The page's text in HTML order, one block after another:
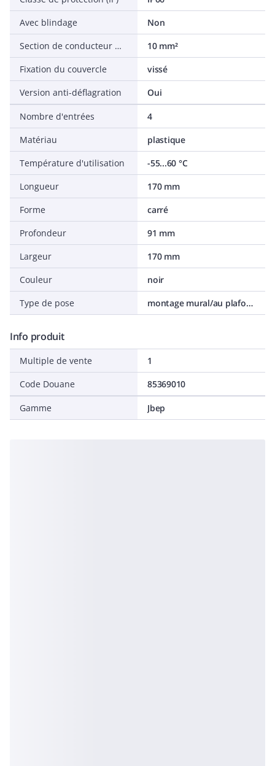
Avec blindage
Non
Section de conducteur max.
10 mm²
Fixation du couvercle
vissé
Version anti-déflagration
Oui
Nombre d'entrées
4
Matériau
plastique
Température d'utilisation
-55...60 °C
Longueur
170 mm
Forme
carré
Profondeur
91 mm
Largeur
170 mm
Couleur
noir
Type de pose
montage mural/au plafond
Info produit
Multiple de vente
1
Code Douane
85369010
Gamme Jbep